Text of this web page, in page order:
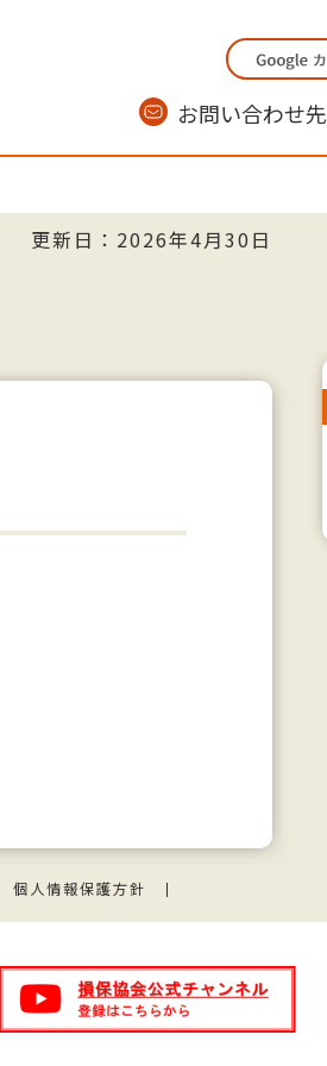
お問い合わせ先
更新日：2026年4月30日
個人情報保護方針
損保協会公式チャンネル 登録はこちら
から（別ウィンドウで開く）